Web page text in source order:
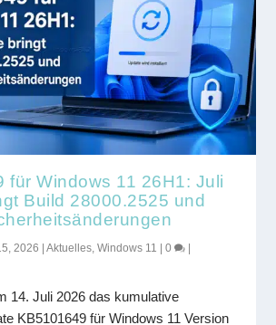
für Windows 11 26H1: Juli
Build 28000.2525 und
2026 |Aktuelles,Windows 11 |0
14. Juli 2026 das kumulative
KB5101649 für Windows 11 Version